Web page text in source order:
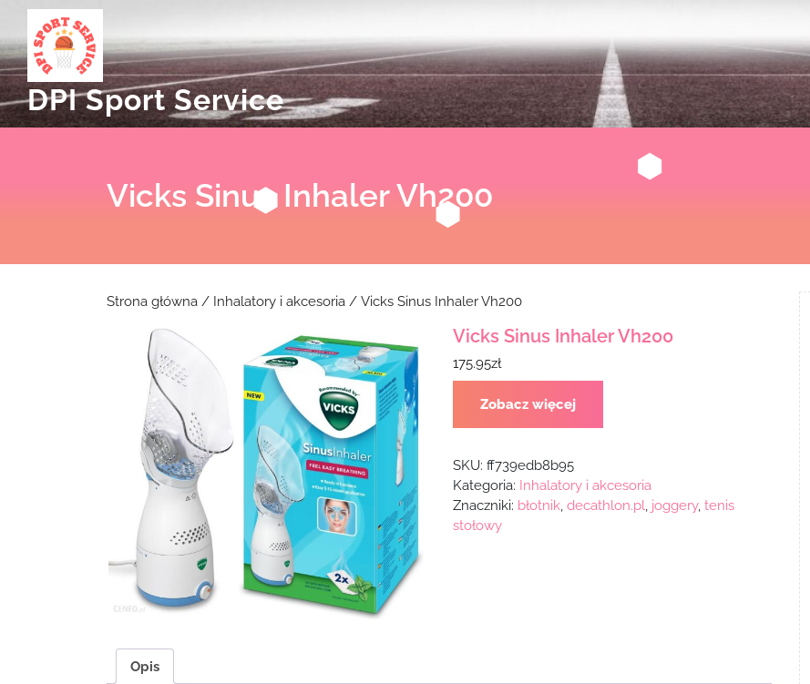
content
DPI Sport Service
Vicks Sinus Inhaler Vh200
Strona główna / Inhalatory i akcesoria / Vicks Sinus Inhaler Vh200
Vicks Sinus Inhaler Vh200
175.95zł
Zobacz więcej
SKU: ff739edb8b95
Kategoria: Inhalatory i akcesoria
Znaczniki: błotnik, decathlon.pl joggery, tenis
stołowy
Opis